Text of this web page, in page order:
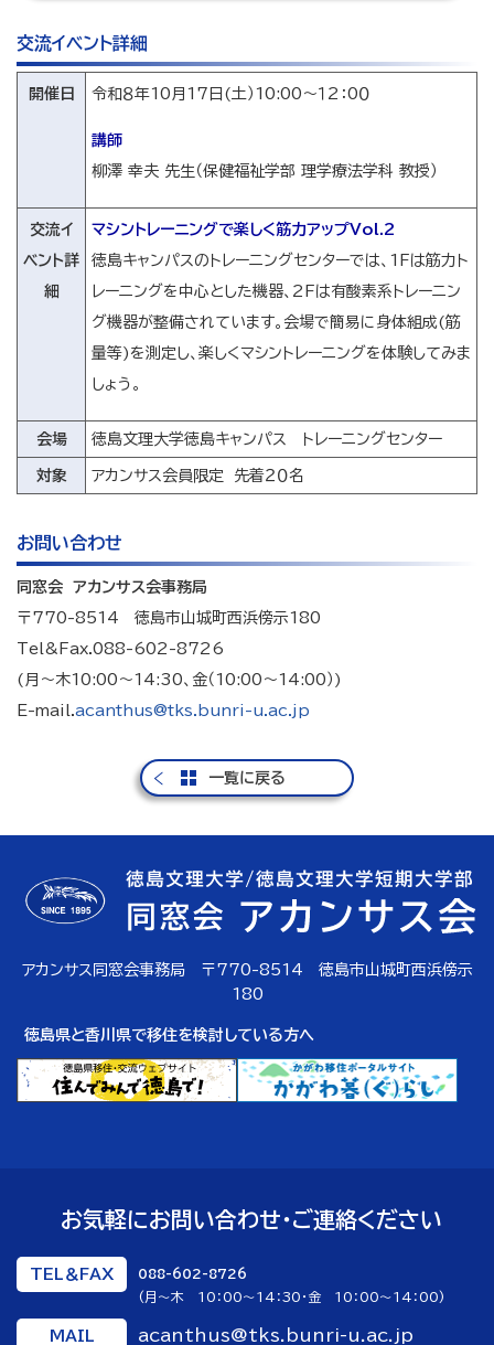
交流イベント詳細
開催日 令和８年10月17日(土）10:00～１2：0０
講師
柳澤 幸夫 先生（保健福祉学部 理学療法学科 教授）
交流イ
ベント詳
細
マシントレーニングで楽しく筋力アップVol.2
徳島キャンパスのトレーニングセンターでは、1Fは筋力ト
レーニングを中心とした機器、2Fは有酸素系トレーニン
グ機器が整備されています。会場で簡易に身体組成(筋
量等)を測定し、楽しくマシントレーニングを体験してみま
しょう。
会場 徳島文理大学徳島キャンパス トレーニングセンター
対象 アカンサス会員限定 先着２０名
お問い合わせ
同窓会 アカンサス会事務局
〒770-8514 徳島市山城町西浜傍示180
Tel&Fax.088-602-8726
(月～木10:00～14:30、金（10:00～14:00）)
E-mail.acanthus@tks.bunri-u.ac.jp
一覧に戻る
アカンサス同窓会事務局 〒770-8514 徳島市山城町西浜傍示
180
徳島県と香川県で移住を検討している方へ
お気軽にお問い合わせ・ご連絡ください
TEL＆FAX 088-602-8726
(月～木 10：00～14：30・金 10：00～14：00)
MAIL acanthus@tks.bunri-u.ac.jp